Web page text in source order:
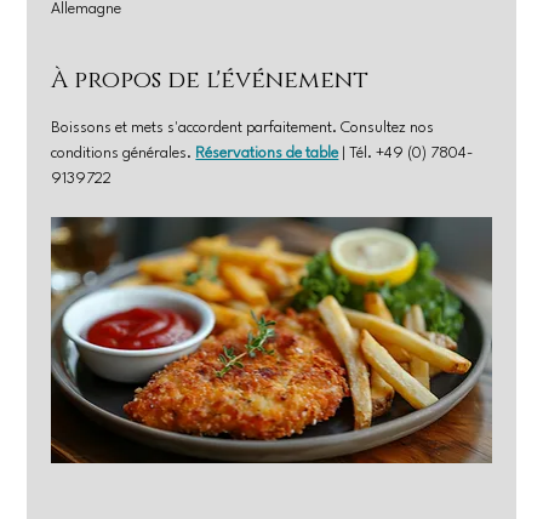
Allemagne
À propos de l'événement
Boissons et mets s'accordent parfaitement. Consultez nos
conditions générales. Réservations de table | Tél. +49 (0) 7804-
9139722